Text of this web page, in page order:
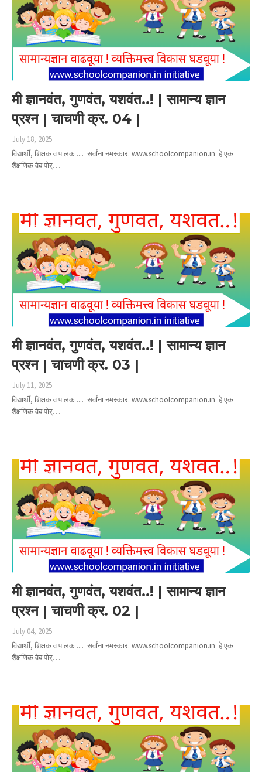
मी ज्ञानवंत, गुणवंत, यशवंत..! | सामान्य ज्ञान
प्रश्न | चाचणी क्र. 04 |
July 18, 2025
विद्यार्थी, शिक्षक व पालक .... सर्वांना नमस्कार. www.schoolcompanion.in हे एक
शैक्षणिक वेब पोर्…
मी ज्ञानवंत गुणवंत यशवंत
मी ज्ञानवंत, गुणवंत, यशवंत..! | सामान्य ज्ञान
प्रश्न | चाचणी क्र. 03 |
July 11, 2025
विद्यार्थी, शिक्षक व पालक .... सर्वांना नमस्कार. www.schoolcompanion.in हे एक
शैक्षणिक वेब पोर्…
मी ज्ञानवंत गुणवंत यशवंत
मी ज्ञानवंत, गुणवंत, यशवंत..! | सामान्य ज्ञान
प्रश्न | चाचणी क्र. 02 |
July 04, 2025
विद्यार्थी, शिक्षक व पालक .... सर्वांना नमस्कार. www.schoolcompanion.in हे एक
शैक्षणिक वेब पोर्…
मी ज्ञानवंत गुणवंत यशवंत